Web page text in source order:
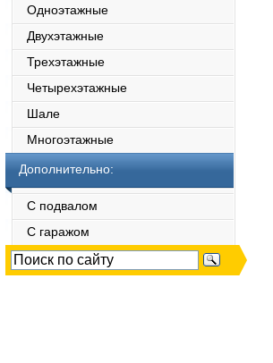
Одноэтажные
Двухэтажные
Трехэтажные
Четырехэтажные
Шале
Многоэтажные
Дополнительно:
С подвалом
С гаражом